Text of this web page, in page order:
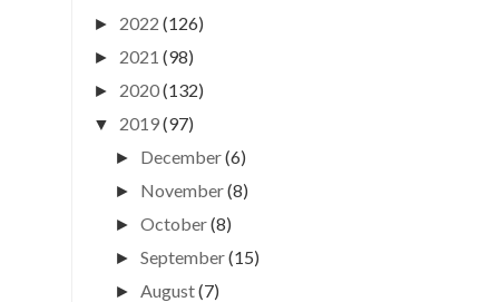
► 2022 (126)
► 2021 (98)
► 2020(132)
▼ 2019(97)
► December(6)
► November(8)
►October(8)
►September(15)
►August(7)